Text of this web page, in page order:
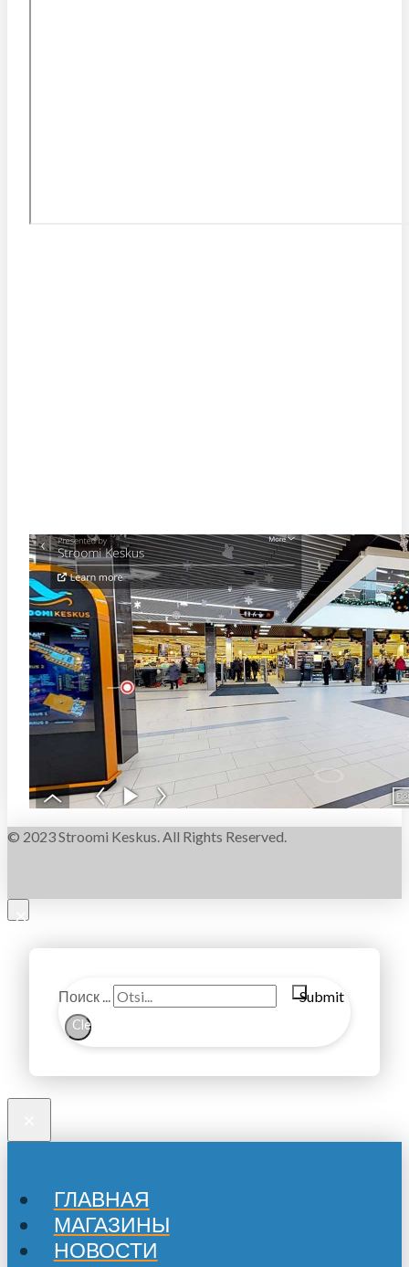
© 2023 Stroomi Keskus. All Rights Reserved.
×
Поиск ... Submit
Clear
ГЛАВНАЯ
МАГАЗИНЫ
НОВОСТИ